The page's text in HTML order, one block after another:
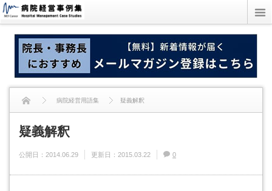
病院経営用語集 疑義解釈
疑義解釈
公開日： 2014.06.29 更新日： 2015.03.22 0